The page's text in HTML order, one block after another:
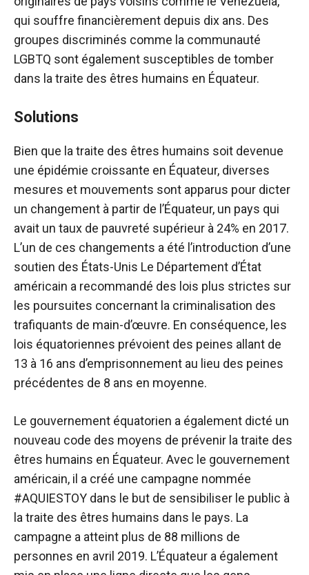
qui souffre financièrement depuis dix ans. Des
groupes discriminés comme la communauté
LGBTQ sont également susceptibles de tomber
dans la traite des êtres humains en Équateur.
Solutions
Bien que la traite des êtres humains soit devenue
une épidémie croissante en Équateur, diverses
mesures et mouvements sont apparus pour dicter
un changement à partir de l’Équateur, un pays qui
avait un taux de pauvreté supérieur à 24% en 2017.
L’un de ces changements a été l’introduction d’une
soutien des États-Unis Le Département d’État
américain a recommandé des lois plus strictes sur
les poursuites concernant la criminalisation des
trafiquants de main-d’œuvre. En conséquence, les
lois équatoriennes prévoient des peines allant de
13 à 16 ans d’emprisonnement au lieu des peines
précédentes de 8 ans en moyenne.
Le gouvernement équatorien a également dicté un
nouveau code des moyens de prévenir la traite des
êtres humains en Équateur. Avec le gouvernement
américain, il a créé une campagne nommée
#AQUIESTOY dans le but de sensibiliser le public à
la traite des êtres humains dans le pays. La
campagne a atteint plus de 88 millions de
personnes en avril 2019. L’Équateur a également